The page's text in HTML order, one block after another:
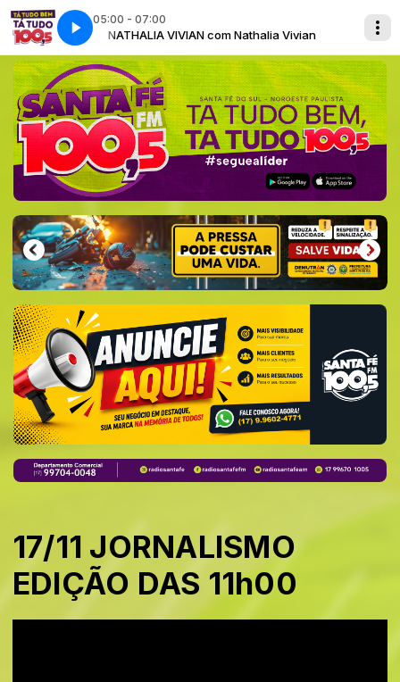
05:00 - 07:00
Vivian NATHALIA VIVIAN com Nathalia Vivian
17/11 JORNALISMO
EDIÇÃO DAS 11h00